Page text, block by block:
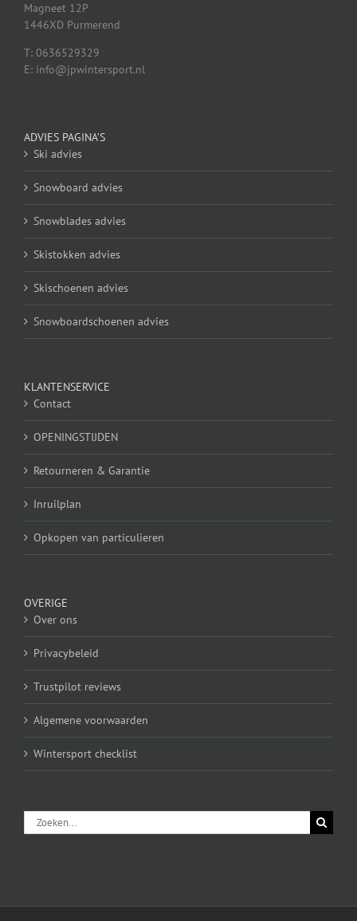
Magneet 12P
1446XD Purmerend
T: 0636529329
E: info@jpwintersport.nl
ADVIES PAGINA’S
Ski advies
Snowboard advies
Snowblades advies
Skistokken advies
Skischoenen advies
Snowboardschoenen advies
KLANTENSERVICE
Contact
OPENINGSTIJDEN
Retourneren & Garantie
Inruilplan
Opkopen van particulieren
OVERIGE
Over ons
Privacybeleid
Trustpilot reviews
Algemene voorwaarden
Wintersport checklist
Zoeken
naar: